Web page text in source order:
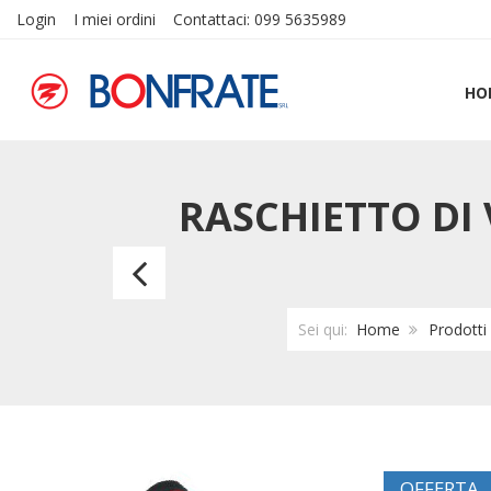
Login I miei ordini Contattaci: 099 5635989
RASCHIETTO
Sei qui: Home Prodotti
Tagliabulloni
MAURER
900